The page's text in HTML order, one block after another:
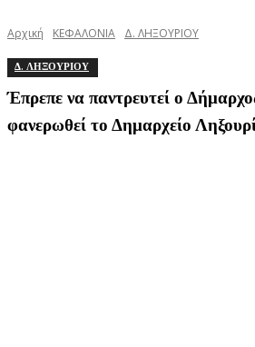
Αρχική ΚΕΦΑΛΟΝΙΑ Δ. ΛΗΞΟΥΡΙΟΥ
Δ. ΛΗΞΟΥΡΙΟΥ
Έπρεπε να παντρευτεί ο
φανερωθεί το Δημαρχείο